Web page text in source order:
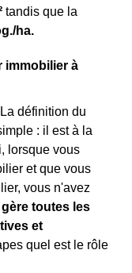
tandis que la
ha.
immobilier à
définition du
: il est à la
lorsque vous
et que vous
vous n'avez
toutes les
et
quel est le rôle